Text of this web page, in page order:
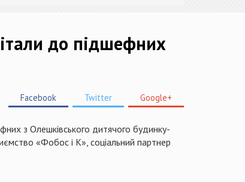
до підшефних
Facebook Twitter Google+
з Олешківського дитячого будинку-
«Фобос і К», соціальний партнер